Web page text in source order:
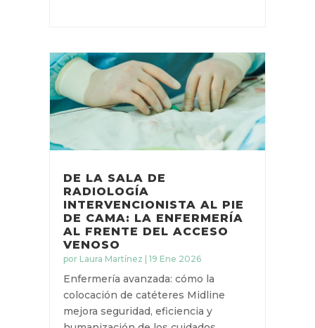
DE LA SALA DE
RADIOLOGÍA
INTERVENCIONISTA AL
PIE DE CAMA: LA
ENFERMERÍA AL FRENTE
DEL ACCESO VENOSO
Enfermería avanzada: cómo la
colocación de catéteres Midline
mejora seguridad, eficiencia y